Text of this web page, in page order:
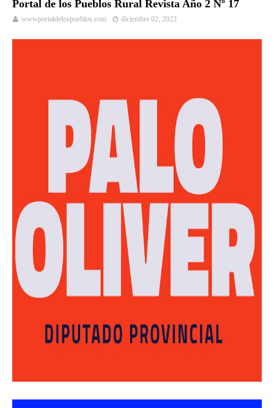
Portal de los Pueblos Rural Revista Año 2 Nº 17
wwwportaldelospueblos.com diciembre 02, 2022